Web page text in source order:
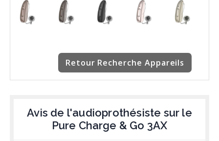
Retour Recherche Appareils
Avis de l'audioprothésiste sur le
Pure Charge & Go 3AX